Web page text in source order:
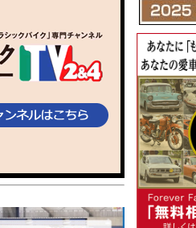
をお待ちください。